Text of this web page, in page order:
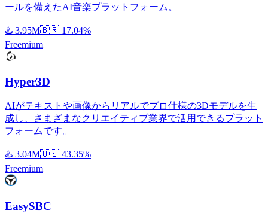
ールを備えたAI音楽プラットフォーム。
♨️ 3.95M🇧🇷 17.04%
Freemium
Hyper3D
AIがテキストや画像からリアルでプロ仕様の3Dモデルを生
成し、さまざまなクリエイティブ業界で活用できるプラット
フォームです。
♨️ 3.04M🇺🇸 43.35%
Freemium
EasySBC